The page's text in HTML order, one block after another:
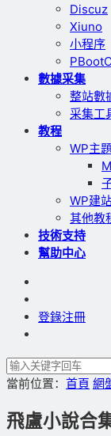
Discuz
Xiuno
小程序
數據采集
整站數
采集工
教程
WP主
WP建
其他教
技術支持
幫助中心
登錄注冊
當前位置： 首頁 網
飛盧小說合